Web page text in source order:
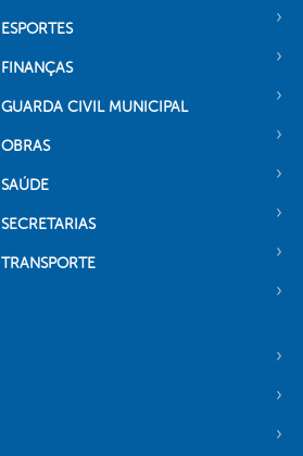
ESPORTES
FINANÇAS
GUARDA CIVIL MUNICIPAL
OBRAS
SAÚDE
SECRETARIAS
TRANSPORTE